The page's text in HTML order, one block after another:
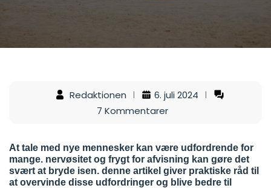
Redaktionen
6. juli 2024
7 Kommentarer
At tale med nye mennesker kan være udfordrende for
mange. nervøsitet og frygt for afvisning kan gøre det
svært at bryde isen. denne artikel giver praktiske råd til
at overvinde disse udfordringer og blive bedre til